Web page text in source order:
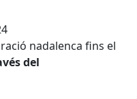
nadalenca fins el
del